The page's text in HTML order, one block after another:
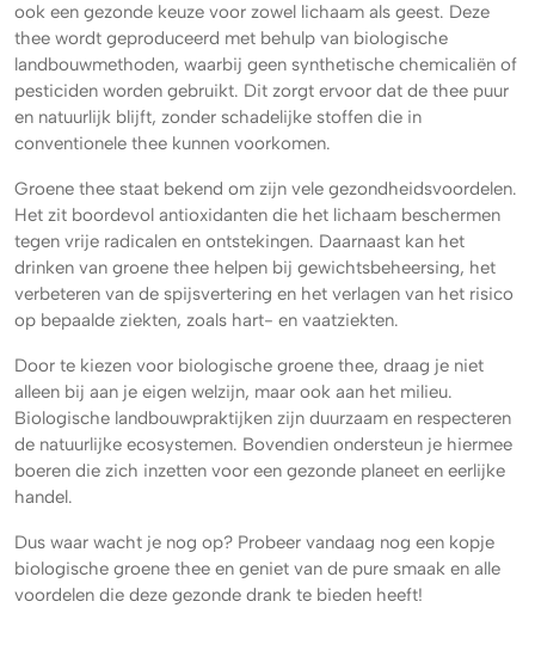
ook een gezonde keuze voor zowel lichaam als geest. Deze
thee wordt geproduceerd met behulp van biologische
landbouwmethoden, waarbij geen synthetische chemicaliën of
pesticiden worden gebruikt. Dit zorgt ervoor dat de thee puur
en natuurlijk blijft, zonder schadelijke stoffen die in
conventionele thee kunnen voorkomen.
Groene thee staat bekend om zijn vele gezondheidsvoordelen.
Het zit boordevol antioxidanten die het lichaam beschermen
tegen vrije radicalen en ontstekingen. Daarnaast kan het
drinken van groene thee helpen bij gewichtsbeheersing, het
verbeteren van de spijsvertering en het verlagen van het risico
op bepaalde ziekten, zoals hart- en vaatziekten.
Door te kiezen voor biologische groene thee, draag je niet
alleen bij aan je eigen welzijn, maar ook aan het milieu.
Biologische landbouwpraktijken zijn duurzaam en respecteren
de natuurlijke ecosystemen. Bovendien ondersteun je hiermee
boeren die zich inzetten voor een gezonde planeet en eerlijke
handel.
Dus waar wacht je nog op? Probeer vandaag nog een kopje
biologische groene thee en geniet van de pure smaak en alle
voordelen die deze gezonde drank te bieden heeft!